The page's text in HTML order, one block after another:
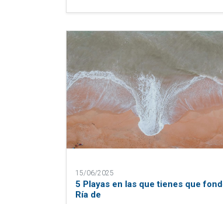
15/06/2025
5 Playas en las que tienes que
Ría de